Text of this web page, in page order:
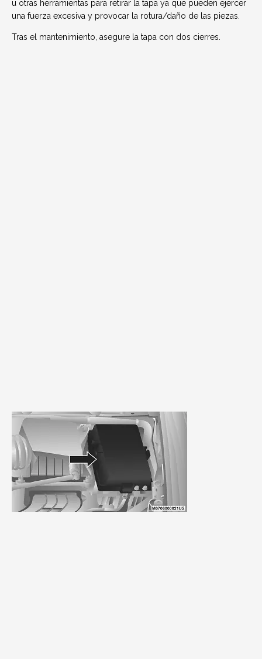
u otras herramientas para retirar la tapa ya que pueden ejercer
una fuerza excesiva y provocar la rotura/daño de las piezas.
Tras el mantenimiento, asegure la tapa con dos cierres.